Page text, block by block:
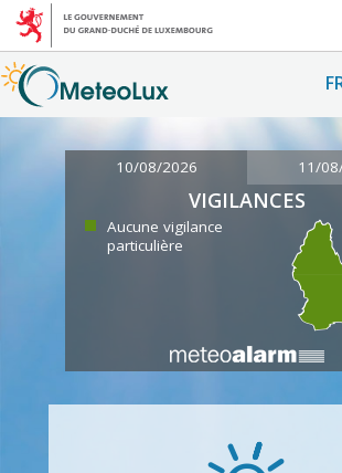
10/08/2026 11/
VIGILANCES
Aucune vigilance
particulière